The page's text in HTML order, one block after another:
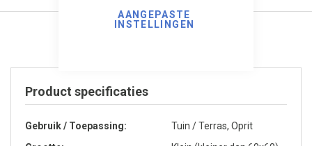
AANGEPASTE
INSTELLINGEN
Product specificaties
Gebruik / Toepassing
Tuin / Terras, Oprit